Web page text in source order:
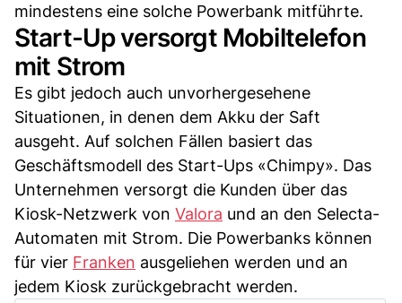
mindestens eine solche Powerbank mitführte.
Start-Up versorgt Mobiltelefon
mit Strom
Es gibt jedoch auch unvorhergesehene
Situationen, in denen dem Akku der Saft
ausgeht. Auf solchen Fällen basiert das
Geschäftsmodell des Start-Ups «Chimpy». Das
Unternehmen versorgt die Kunden über das
Kiosk-Netzwerk von Valora und an den Selecta-
Automaten mit Strom. Die Powerbanks können
für vier Franken ausgeliehen werden und an
jedem Kiosk zurückgebracht werden.